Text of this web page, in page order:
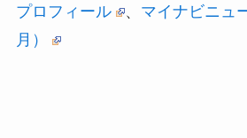
プロフィール
、 マイナビニュ
月）